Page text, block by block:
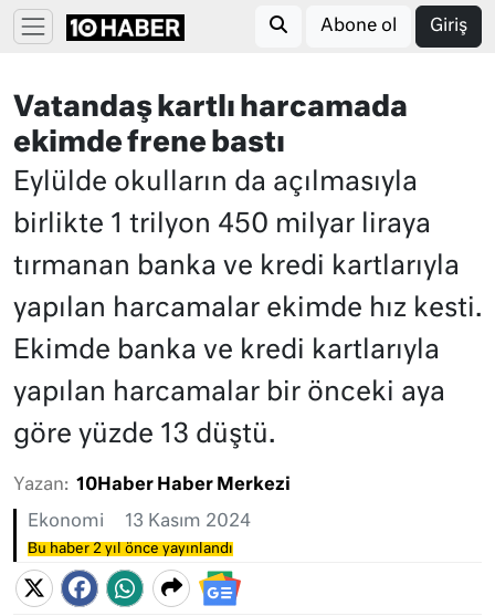
Abone ol Giriş
Vatandaş kartlı harcamada
ekimde frene bastı
Eylülde okulların da açılmasıyla
birlikte 1 trilyon 450 milyar liraya
tırmanan banka ve kredi kartlarıyla
yapılan harcamalar ekimde hız kesti.
Ekimde banka ve kredi kartlarıyla
yapılan harcamalar bir önceki aya
göre yüzde 13 düştü.
Yazan: 10Haber Haber Merkezi
Ekonomi 13 Kasım 2024
Bu haber 2 yıl önce yayınlandı